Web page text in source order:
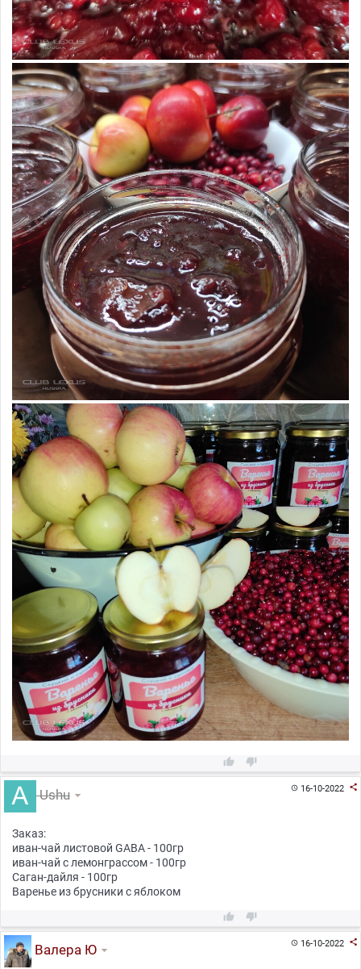
 
16-10-2022 
Ushu
Заказ:
иван-чай листовой GABA - 100гр
иван-чай с лемонграссом - 100гр
Саган-дайля - 100гр
Варенье из брусники с яблоком
 
16-10-2022 
Валера Ю